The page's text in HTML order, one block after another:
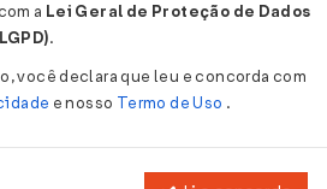
a Lei Geral de Proteção de Dados
.
você declara que leu e concorda com
e nosso Termo de Uso .